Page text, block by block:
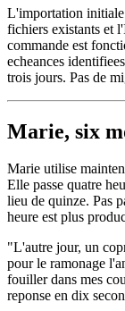
L'importation initiale
fichiers existants et
commande est
echeances
trois jours. Pas de
Marie, six
Marie utilise
Elle passe quatre
lieu de quinze. Pas
heure est plus
"L'autre jour, un
pour le ramonage
fouiller dans mes
reponse en dix